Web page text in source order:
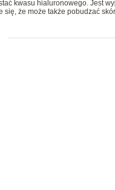
kwasu hialuronowego. Jest
się, że może także pobudzać